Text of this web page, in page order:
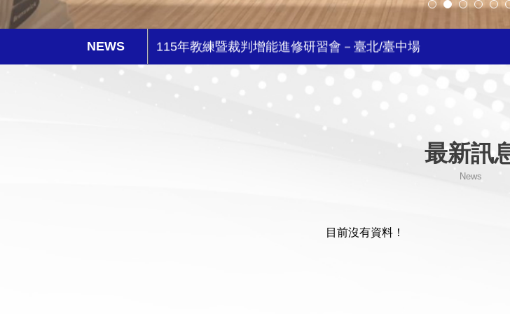
2026年風暴台灣飛碟盃
115年教練暨裁判增能進修研習會－臺北/臺中場
2026年5-6月國際公開賽自費參賽選手登記
2026年IBF世界青年保齡球錦標賽國家代表隊選拔賽資訊
最新訊
News
目前沒有資料！